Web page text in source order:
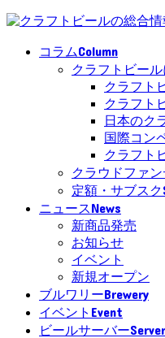
コラムColumn
クラフトビー
クラフト
クラフト
日本のク
国際コン
クラフト
クラウドファ
定額・サブスク
ニュースNews
新商品発売
お知らせ
イベント
新規オープン
ブルワリーBrewery
イベント Event
ビールサーバーServer